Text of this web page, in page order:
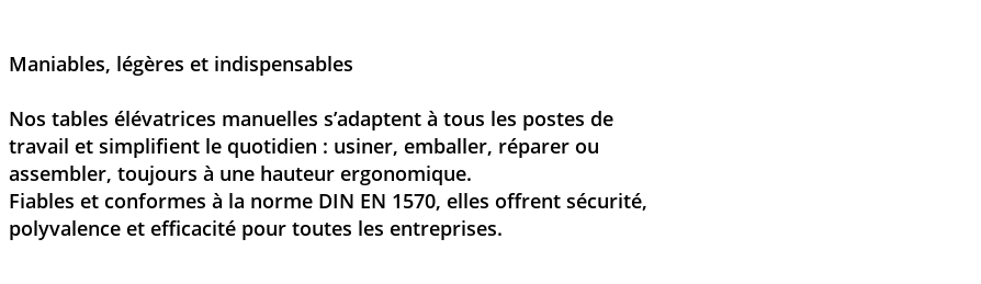
Maniables, légères et indispensables
Nos tables élévatrices manuelles s’adaptent à tous les postes de
travail et simplifient le quotidien : usiner, emballer, réparer ou
assembler, toujours à une hauteur ergonomique.
Fiables et conformes à la norme DIN EN 1570, elles offrent sécurité,
polyvalence et efficacité pour toutes les entreprises.